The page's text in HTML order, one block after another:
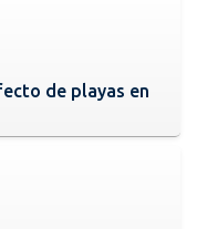
de playas en